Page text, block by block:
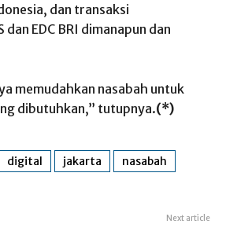
dan transaksi
dan EDC BRI dimanapun dan
memudahkan nasabah untuk
dibutuhkan,” tutupnya.(*)
digital jakarta
nasabah
Next article